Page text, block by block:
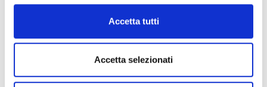
Accetta tutti
Accetta selezionati